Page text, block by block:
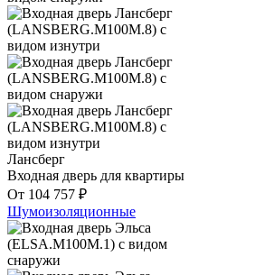
Лансберг
Входная дверь для квартиры
От 104 757 ₽
Шумоизоляционные